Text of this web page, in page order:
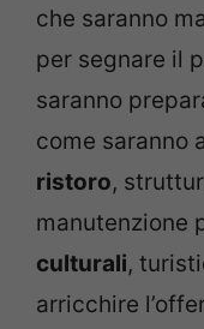
che saranno
per segnare il
saranno
come saranno
ristoro,
manutenzione
culturali,
arricchire